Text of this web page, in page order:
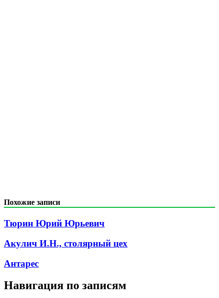
Похожие записи
Тюрин Юрий Юрьевич
Акулич И.Н., столярный цех
Антарес
Навигация по записям